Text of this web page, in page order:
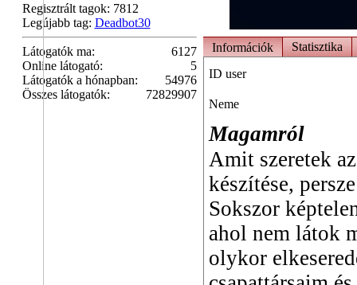
Regisztrált tagok: 7812
Legújabb tag: Deadbot30
Látogatók ma:
6127
Online látogató:
5
Látogatók a hónapban:
54976
Összes látogatók:
72829907
Információk
Statisztika
ID user
Neme
Magamról
Amit szeretek
készítése,
Sokszor
ahol nem látok
olykor